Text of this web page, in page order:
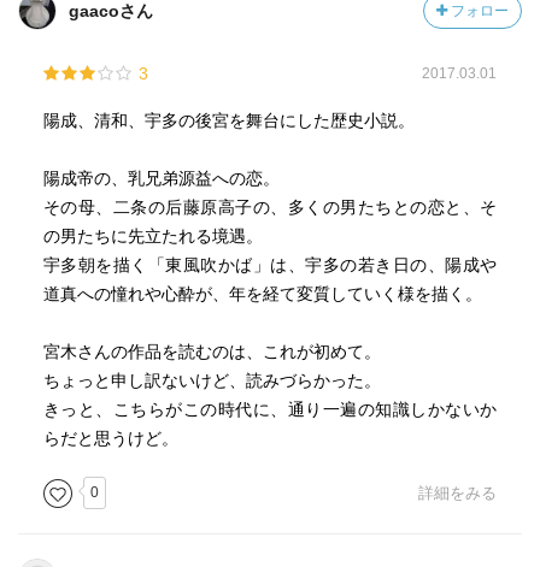
gaacoさん フォロー
3 2017.03.01
陽成、清和、宇多の後宮を舞台にした歴史小説。
陽成帝の、乳兄弟源益への恋。
その母、二条の后藤原高子の、多くの男たちとの恋と、そ
の男たちに先立たれる境遇。
宇多朝を描く「東風吹かば」は、宇多の若き日の、陽成や
道真への憧れや心酔が、年を経て変質していく様を描く。
宮木さんの作品を読むのは、これが初めて。
ちょっと申し訳ないけど、読みづらかった。
きっと、こちらがこの時代に、通り一遍の知識しかないか
らだと思うけど。
0 詳細をみる